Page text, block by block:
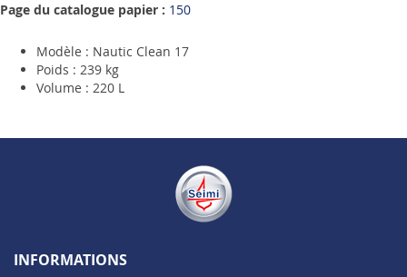
Page du catalogue papier : 150
Modèle : Nautic Clean 17
Poids : 239 kg
Volume : 220 L
INFORMATIONS